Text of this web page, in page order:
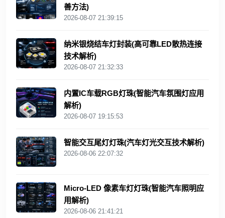
善方法)
2026-08-07 21:39:15
纳米银烧结车灯封装(高可靠LED散热连接
技术解析)
2026-08-07 21:32:33
内置IC车载RGB灯珠(智能汽车氛围灯应用
解析)
2026-08-07 19:15:53
智能交互尾灯灯珠(汽车灯光交互技术解析)
2026-08-06 22:07:32
Micro-LED 像素车灯灯珠(智能汽车照明应
用解析)
2026-08-06 21:41:21